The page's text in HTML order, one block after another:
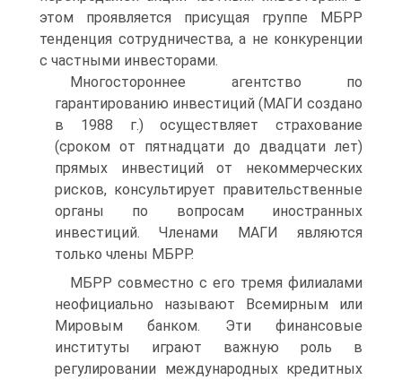
этом проявляется присущая группе МБРР
тенденция сотрудничества, а не конкуренции
с частными инвесторами.
Многостороннее агентство по
гарантированию инвестиций (МАГИ создано
в 1988 г.) осуществляет страхование
(сроком от пятнадцати до двадцати лет)
прямых инвестиций от некоммерческих
рисков, консультирует правительственные
органы по вопросам иностранных
инвестиций. Членами МАГИ являются
только члены МБРР.
МБРР совместно с его тремя филиалами
неофициально называют Всемирным или
Мировым банком. Эти финансовые
институты играют важную роль в
регулировании международных кредитных